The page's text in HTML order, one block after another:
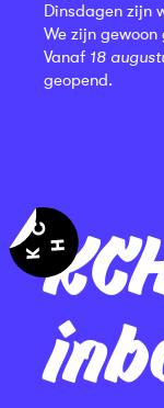
Dinsdagen zijn
We zijn
Vanaf 18
geopend.